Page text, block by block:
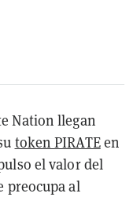
Nation llegan
token PIRATEen
el valor del
preocupa al